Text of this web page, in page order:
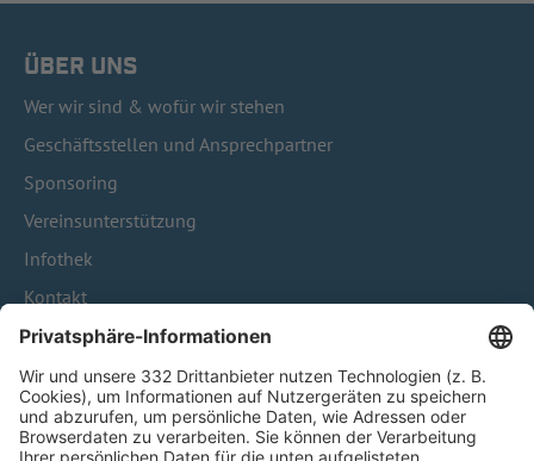
ÜBER UNS
Wer wir sind & wofür wir stehen
Geschäftsstellen und Ansprechpartner
Sponsoring
Vereinsunterstützung
Infothek
Kontakt
HÄUFIG BESUCHTE SEITEN
Pässe und Vereinswechsel
Trainerausbildung